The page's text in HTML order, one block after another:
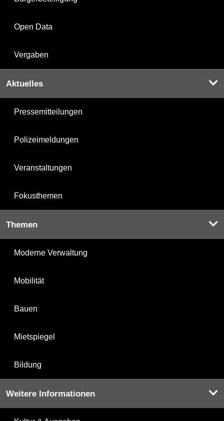
Open Data
Vergaben
Aktuelles
Pressemitteilungen
Polizeimeldungen
Veranstaltungen
Fokusthemen
Themen
Moderne Verwaltung
Mobilität
Bauen
Mietspiegel
Bildung
Weitere Informationen